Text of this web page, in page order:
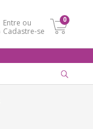
Entre ou
Cadastre-se
0